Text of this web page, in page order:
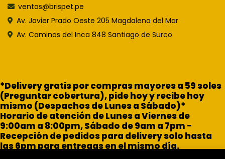
ventas@brispet.pe
Av. Javier Prado Oeste 205 Magdalena del Mar
Av. Caminos del Inca 848 Santiago de Surco
*Delivery gratis por compras mayores a 59 soles
(Preguntar cobertura), pide hoy y recibe hoy
mismo (Despachos de Lunes a Sábado)*
Horario de atención de Lunes a Viernes de
9:00am a 8:00pm, Sábado de 9am a 7pm -
Recepción de pedidos para delivery solo hasta
las 6pm para entregas en el mismo día.